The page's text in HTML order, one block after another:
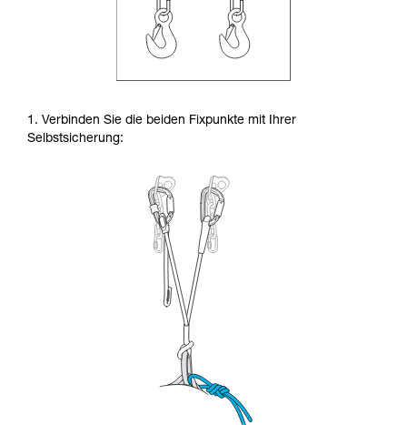
1. Verbinden Sie die beiden Fixpunkte mit Ihrer
Selbstsicherung: